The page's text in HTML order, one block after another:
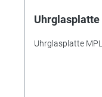
Uhrglasplatte